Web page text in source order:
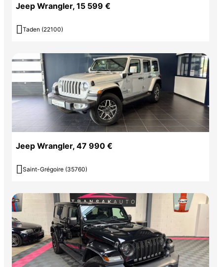
Jeep Wrangler, 15 599 €
 Taden (22100)
Jeep Wrangler, 47 990 €
 Saint-Grégoire (35760)